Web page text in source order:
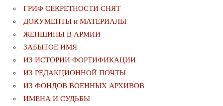
ГРИФ СЕКРЕТНОСТИ СНЯТ
ДОКУМЕНТЫ и МАТЕРИАЛЫ
ЖЕНЩИНЫ В АРМИИ
ЗАБЫТОЕ ИМЯ
ИЗ ИСТОРИИ ФОРТИФИКАЦИИ
ИЗ РЕДАКЦИОННОЙ ПОЧТЫ
ИЗ ФОНДОВ ВОЕННЫХ АРХИВОВ
ИМЕНА И СУДЬБЫ